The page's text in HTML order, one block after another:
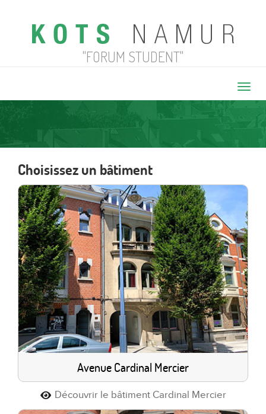
"FORUM STUDENT"
Choisissez un bâtiment
Avenue Cardinal Mercier
Découvrir le bâtiment Cardinal Mercier